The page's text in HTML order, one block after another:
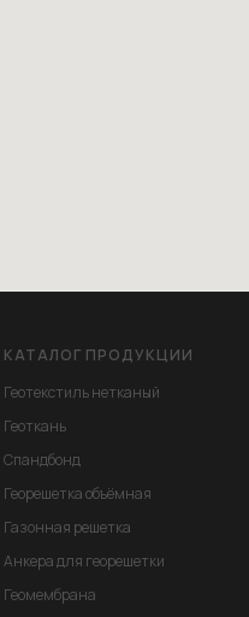
КАТАЛОГ ПРОДУКЦИИ
Геотекстиль нетканый
Геоткань
Спандбонд
Георешетка объёмная
Газонная решетка
Анкера для георешетки
Геомембрана